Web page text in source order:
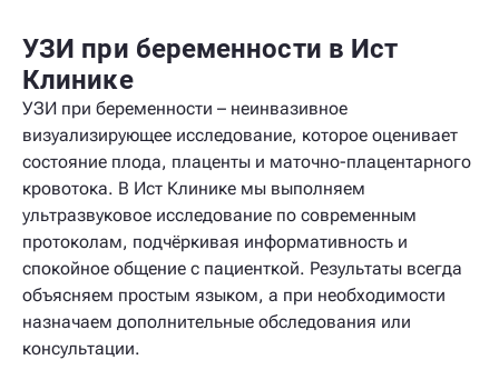
УЗИ при беременности в Ист
Клинике
УЗИ при беременности – неинвазивное
визуализирующее исследование, которое оценивает
состояние плода, плаценты и маточно-плацентарного
кровотока. В Ист Клинике мы выполняем
ультразвуковое исследование по современным
протоколам, подчёркивая информативность и
спокойное общение с пациенткой. Результаты всегда
объясняем простым языком, а при необходимости
назначаем дополнительные обследования или
консультации.